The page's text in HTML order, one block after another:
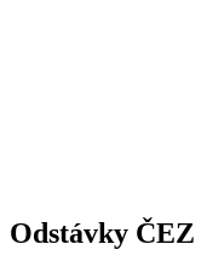
Odstávky ČEZ